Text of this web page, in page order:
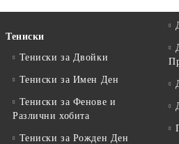
Тениски
Тениски за Двойки
Тениски за Имен Ден
Тениски за Фенове и
Различни хобита
Тениски за Рожден Ден